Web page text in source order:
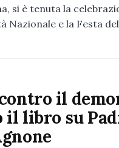
si è tenuta la
Nazionale e la Festa
il
il libro su